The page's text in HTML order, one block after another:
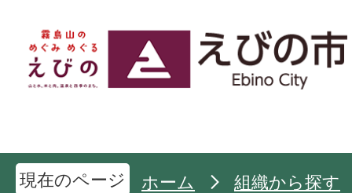
現在のページ ホーム
組織から探す